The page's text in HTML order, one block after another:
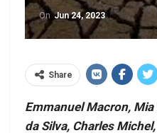
On Jun 24, 2023
Share
Emmanuel Macron,
da Silva, Charles